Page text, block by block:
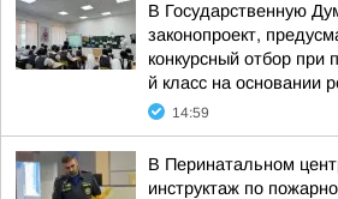
В Государственную
законопроект,
конкурсный отбор при
й класс на основании
14:59
В Перинатальном
инструктаж по